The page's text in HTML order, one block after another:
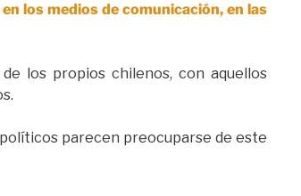
los medios de comunicación, en las
los propios chilenos, con aquellos
parecen preocuparse de este